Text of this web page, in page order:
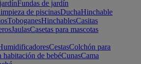
Fundas de jardín
de piscinasDuchaHinchable
ToboganesHinchablesCasitas
JaulasCasetas para mascotas
CestasColchón para
habitación de bebéCunasCama